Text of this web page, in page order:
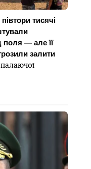
тисячі
поля — але її
залити
палаючої